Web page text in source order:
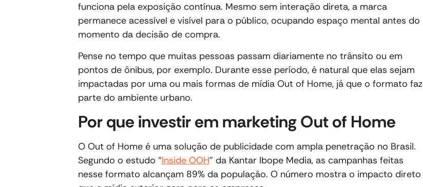
funciona pela exposição contínua. Mesmo sem interação direta, a marca
permanece acessível e visível para o público, ocupando espaço mental antes do
momento da decisão de compra.
Pense no tempo que muitas pessoas passam diariamente no trânsito ou em
pontos de ônibus, por exemplo. Durante esse período, é natural que elas sejam
impactadas por uma ou mais formas de mídia Out of Home, já que o formato faz
parte do ambiente urbano.
Por que investir em marketing Out of Home
O Out of Home é uma solução de publicidade com ampla penetração no Brasil.
Segundo o estudo “Inside OOH” da Kantar Ibope Media, as campanhas feitas
nesse formato alcançam 89% da população. O número mostra o impacto direto